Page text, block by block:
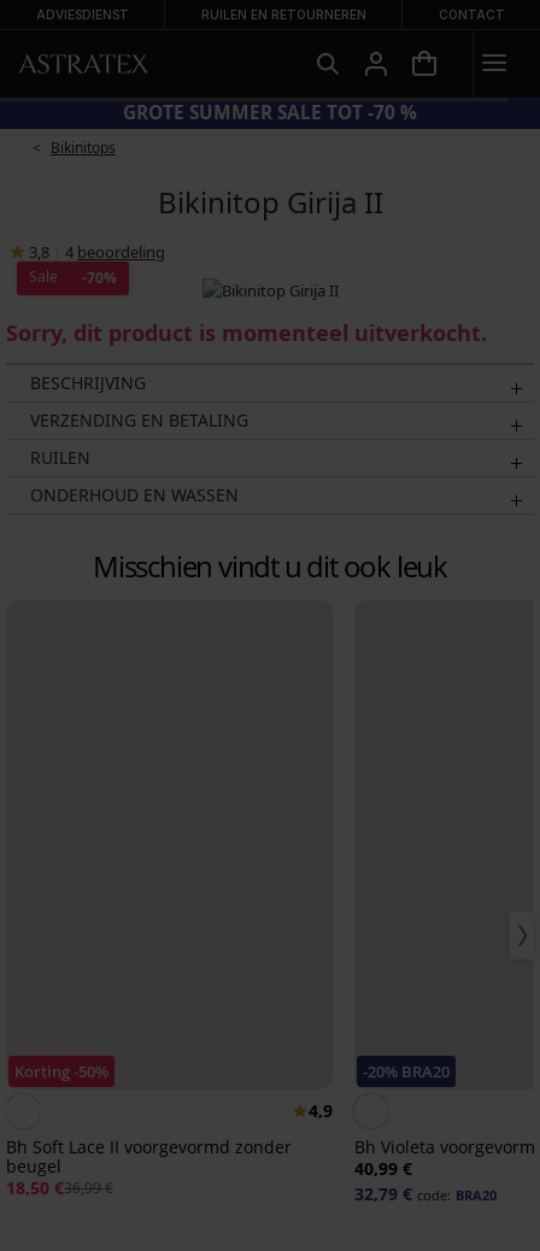
ADVIESDIENST RUILEN EN RETOURNEREN CONTACT
GROTE SUMMER SALE TOT -70 %
Bikinitops
Bikinitop Girija II
3,8 4 beoordeling
Sale -70%
Sorry, dit product is momenteel uitverkocht.
BESCHRIJVING
VERZENDING EN BETALING
RUILEN
ONDERHOUD EN WASSEN
Misschien vindt u dit ook leuk
Korting -50%
4,9
Bh Soft Lace II voorgevormd zonder
beugel
18,50 €36,99 €
-20% BRA20
Bh Violeta
40,99 €
32,79 € code: BRA20